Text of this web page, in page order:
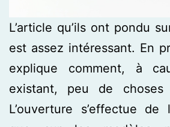
L’article qu’ils ont pondu
est assez intéressant. En
explique comment, à
existant, peu de choses
L’ouverture s’effectue